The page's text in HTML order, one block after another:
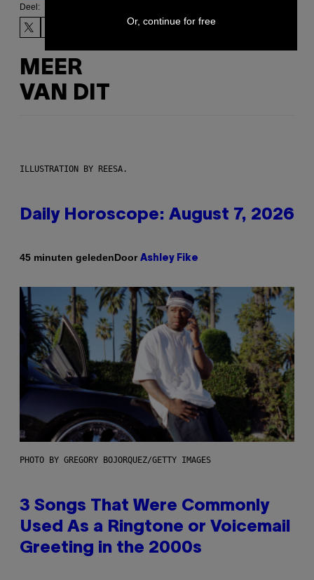
Deel:
MEER
VAN DIT
ILLUSTRATION BY REESA.
Daily Horoscope: August 7, 2026
45 minuten geledenDoor Ashley Fike
PHOTO BY GREGORY BOJORQUEZ/GETTY IMAGES
3 Songs That Were Commonly
Used As a Ringtone or Voicemail
Greeting in the 2000s
Or, continue for free